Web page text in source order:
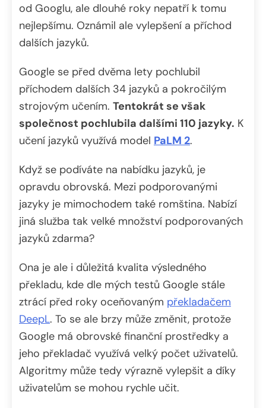
od Googlu, ale dlouhé roky nepatří k tomu
nejlepšímu. Oznámil ale vylepšení a příchod
dalších jazyků.
Google se před dvěma lety pochlubil
příchodem dalších 34 jazyků a pokročilým
strojovým učením. Tentokrát se však
společnost pochlubila dalšími 110 jazyky. K
učení jazyků využívá model PaLM 2.
Když se podíváte na nabídku jazyků, je
opravdu obrovská. Mezi podporovanými
jazyky je mimochodem také romština. Nabízí
jiná služba tak velké množství podporovaných
jazyků zdarma?
Ona je ale i důležitá kvalita výsledného
překladu, kde dle mých testů Google stále
ztrácí před roky oceňovaným překladačem
DeepL. To se ale brzy může změnit, protože
Google má obrovské finanční prostředky a
jeho překladač využívá velký počet uživatelů.
Algoritmy může tedy výrazně vylepšit a díky
uživatelům se mohou rychle učit.